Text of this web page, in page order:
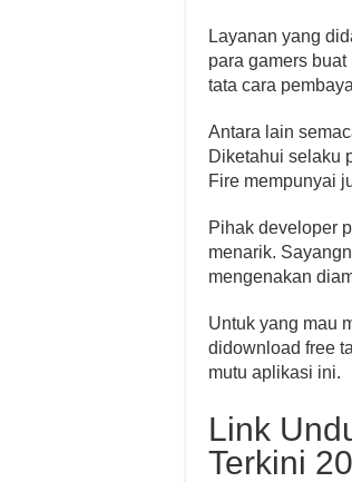
Layanan yang
para gamers
tata cara
Antara lain
Diketahui selaku
Fire mempunyai
Pihak developer
menarik.
mengenakan
Untuk yang mau
didownload free
mutu aplikasi ini.
Link
Terkini